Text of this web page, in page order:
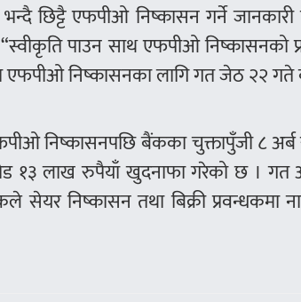
छिट्टै एफपीओ निष्कासन गर्ने जानकारी
पाउन साथ एफपीओ निष्कासनको
निष्कासनका लागि गत जेठ २२ गते
निष्कासनपछि बैंकका चुक्तापुँजी ८
१३ लाख रुपैयाँ खुदनाफा गरेको छ । गत
निष्कासन तथा बिक्री प्रवन्धकमा